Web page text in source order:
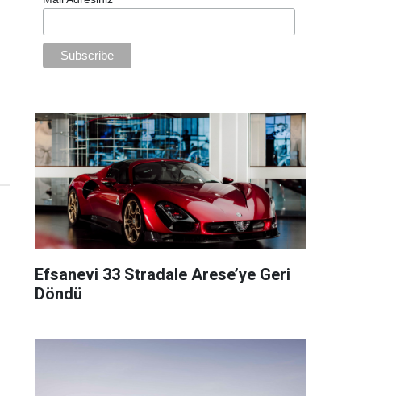
Efsanevi 33 Stradale Arese’ye Geri
Döndü